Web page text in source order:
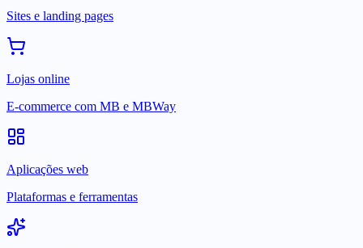
Sites e landing pages
Lojas online
E-commerce com MB e MBWay
Aplicações web
Plataformas e ferramentas